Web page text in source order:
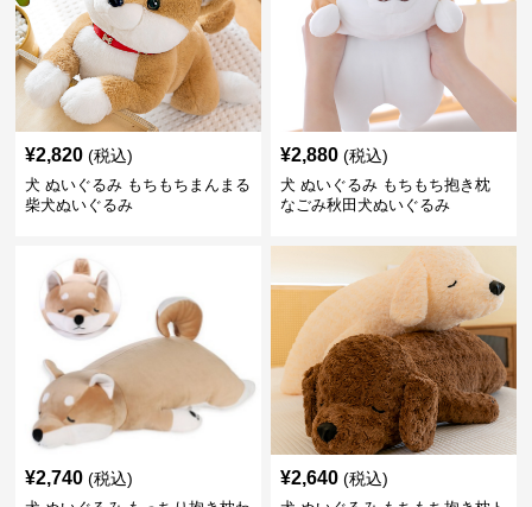
¥2,820 (税込)
犬 ぬいぐるみ もちもちまんまる
柴犬ぬいぐるみ
¥2,880 (税込)
犬 ぬいぐるみ もちもち抱き枕
なごみ秋田犬ぬいぐるみ
¥2,740 (税込) ¥2,640 (税込)